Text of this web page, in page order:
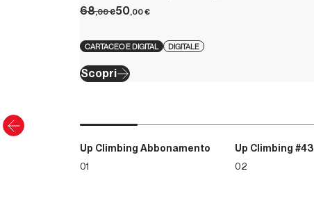
68,00€50,00€
CARTACEO E DIGITAL DIGITALE
Scopri
Up Climbing Abbonamento
01
Up Climbing #43
02